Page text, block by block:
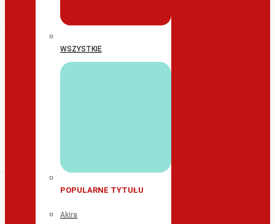
WSZYSTKIE
POPULARNE TYTUŁU
Akira